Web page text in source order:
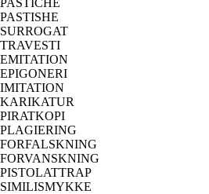
PASTISHE
SURROGAT
TRAVESTI
EMITATION
EPIGONERI
IMITATION
KARIKATUR
PIRATKOPI
PLAGIERING
FORFALSKNING
FORVANSKNING
PISTOLATTRAP
SIMILISMYKKE